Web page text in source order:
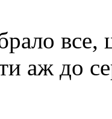
все,
аж до